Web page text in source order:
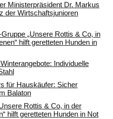
Ministerpräsident Dr. Markus
der Wirtschaftsjunioren
„Unsere Rottis & Co, in
hilft geretteten Hunden in
Individuelle
für Hauskäufer: Sicher
Balaton
Rottis & Co, in der
hilft geretteten Hunden in Not